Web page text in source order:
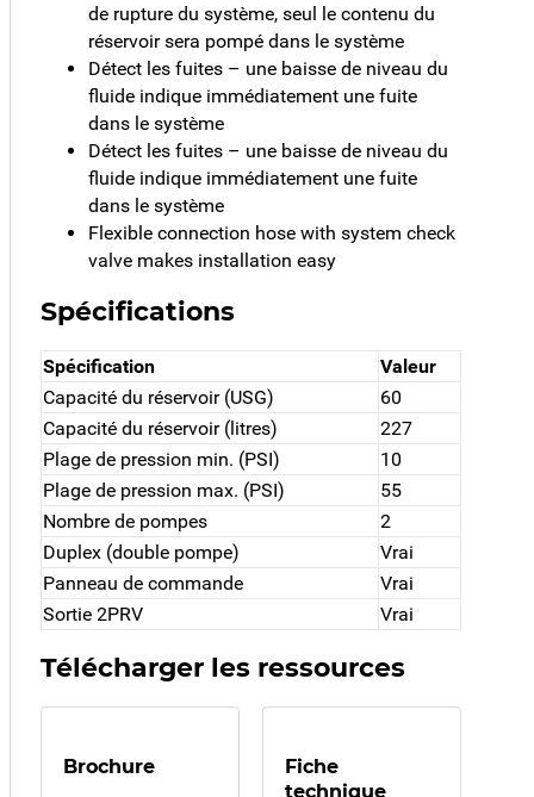
de rupture du système, seul le contenu du
réservoir sera pompé dans le système
Détect les fuites – une baisse de niveau du
fluide indique immédiatement une fuite
dans le système
Détect les fuites – une baisse de niveau du
fluide indique immédiatement une fuite
dans le système
Flexible connection hose with system check
valve makes installation easy
Spécifications
Spécification
Valeur
Capacité du réservoir (USG)
60
Capacité du réservoir (litres)
227
Plage de pression min. (PSI)
10
Plage de pression max. (PSI)
55
Nombre de pompes
2
Duplex (double pompe)
Vrai
Panneau de commande
Vrai
Sortie 2PRV
Vrai
Télécharger les ressources
Brochure
Fiche
technique